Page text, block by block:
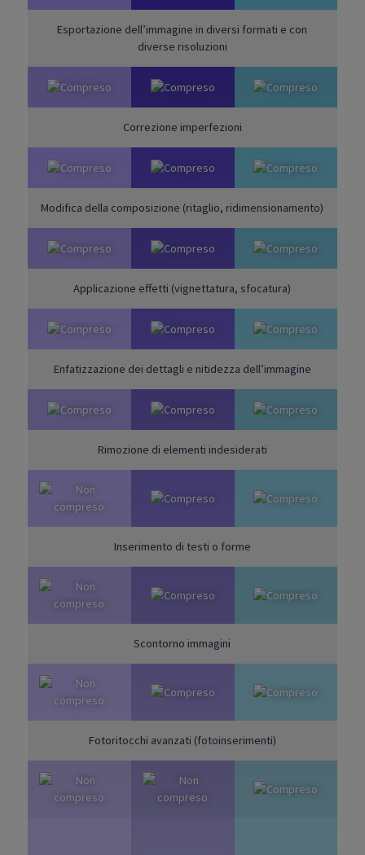
Esportazione dell’immagine in diversi formati e con
diverse risoluzioni
Correzione imperfezioni
Modifica della composizione (ritaglio, ridimensionamento)
Applicazione effetti (vignettatura, sfocatura)
Enfatizzazione dei dettagli e nitidezza dell’immagine
Rimozione di elementi indesiderati
Inserimento di testi o forme
Scontorno immagini
Fotoritocchi avanzati (fotoinserimenti)